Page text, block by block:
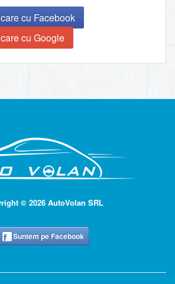
cu Facebook
cu Google
© 2026 AutoVolan SRL
Suntem pe Facebook